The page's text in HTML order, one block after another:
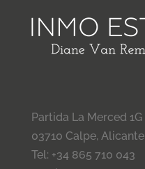
Partida La Merced 1G
03710 Calpe, Alicante
Tel: +34 865 710 043